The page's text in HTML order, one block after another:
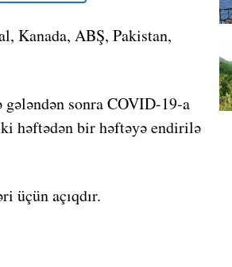
Kanada, ABŞ, Pakistan,
sonra COVID-19-a
həftədən bir həftəyə endirilə
üçün açıqdır.